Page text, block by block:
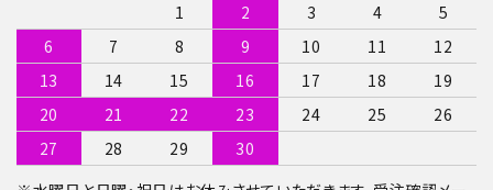
1
2 3 4
5
6
7 8 9 10 11
12
13
14 15 16 17 18
19
20
21 22 23 24 25
26
27
28 29
30